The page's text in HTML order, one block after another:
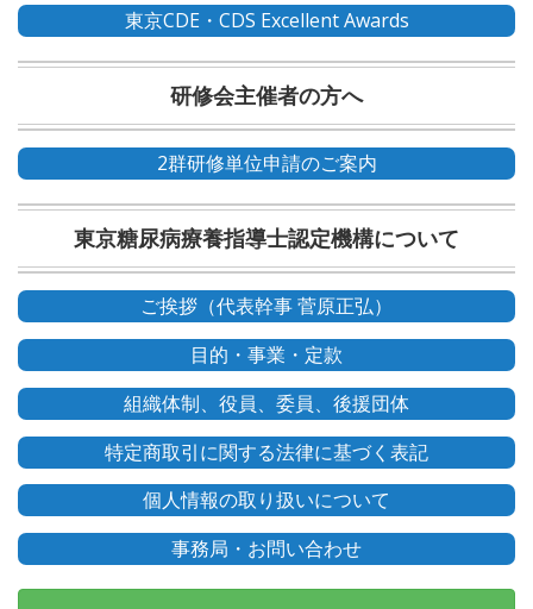
東京CDE・CDS Excellent Awards
研修会主催者の方へ
2群研修単位申請のご案内
東京糖尿病療養指導士認定機構について
ご挨拶（代表幹事 菅原正弘）
目的・事業・定款
組織体制、役員、委員、後援団体
特定商取引に関する法律に基づく表記
個人情報の取り扱いについて
事務局・お問い合わせ